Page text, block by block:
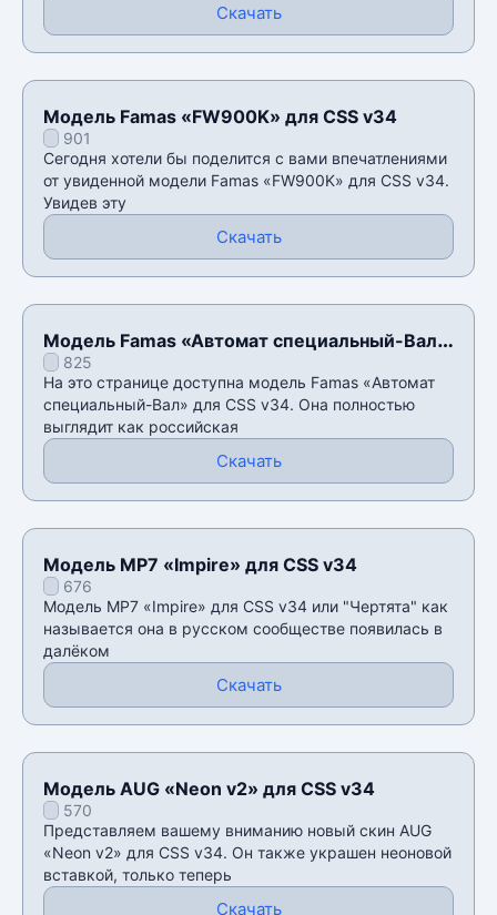
Скачать
Модель Famas «FW900K» для CSS v34
901
Сегодня хотели бы поделится с вами впечатлениями
от увиденной модели Famas «FW900K» для CSS v34.
Увидев эту
Скачать
Модель Famas «Автомат специальный-Вал»
для CSS v34
825
На это странице доступна модель Famas «Автомат
специальный-Вал» для CSS v34. Она полностью
выглядит как российская
Скачать
Модель MP7 «Impire» для CSS v34
676
Модель MP7 «Impire» для CSS v34 или "Чертята" как
называется она в русском сообществе появилась в
далёком
Скачать
Модель AUG «Neon v2» для CSS v34
570
Представляем вашему вниманию новый скин AUG
«Neon v2» для CSS v34. Он также украшен неоновой
вставкой, только теперь
Скачать